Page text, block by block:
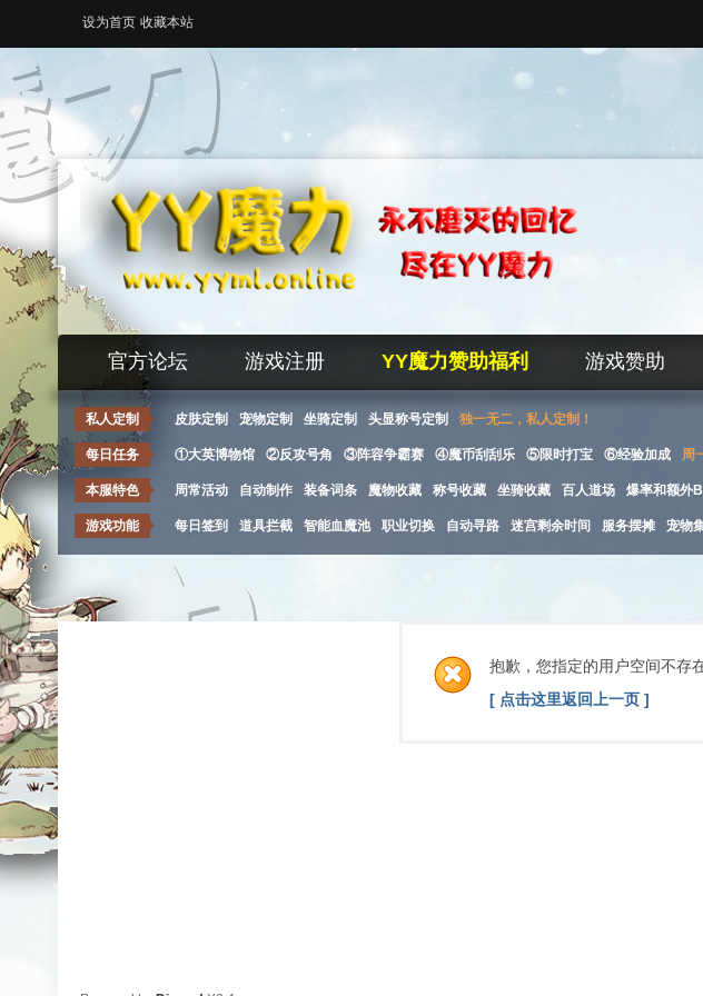
设为首页 收藏本站
官方论坛 游戏注册 YY魔力赞助福利 游戏赞助
私人定制 皮肤定制 宠物定制 坐骑定制 头显称号定制 独一无二，私人定制！
每日任务 ①大英博物馆 ②反攻号角 ③阵容争霸赛 ④魔币刮刮乐 ⑤限时打宝 ⑥经验加成 周
本服特色 周常活动 自动制作 装备词条 魔物收藏 称号收藏 坐骑收藏 百人道场 爆率和额外
游戏功能 每日签到 道具拦截 智能血魔池 职业切换 自动寻路 迷宫剩余时间 服务摆摊 宠物
抱歉，您指定的用户空间不存
[ 点击这里返回上一页 ]